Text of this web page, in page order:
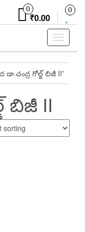
0
₹0.00
0
Toggle
డా.చంద్ర గోల్డ్ బిజీ II”
బిజీ II